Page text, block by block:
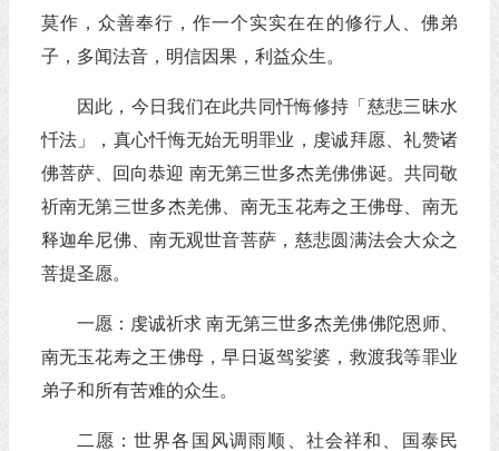
莫作，众善奉行，作一个实实在在的修行人、佛弟
子，多闻法音，明信因果，利益众生。
因此，今日我们在此共同忏悔修持「慈悲三昧水
忏法」，真心忏悔无始无明罪业，虔诚拜愿、礼赞诸
佛菩萨、回向恭迎 南无第三世多杰羌佛佛诞。共同敬
祈南无第三世多杰羌佛、南无玉花寿之王佛母、南无
释迦牟尼佛、南无观世音菩萨，慈悲圆满法会大众之
菩提圣愿。
一愿：虔诚祈求 南无第三世多杰羌佛佛陀恩师、
南无玉花寿之王佛母，早日返驾娑婆，救渡我等罪业
弟子和所有苦难的众生。
二愿：世界各国风调雨顺、社会祥和、国泰民